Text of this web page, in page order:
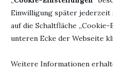
Einwilligung später jederzeit
auf die Schaltfläche
unteren Ecke der Webseite
Weitere Informationen
EIN STILLES BUCH
M